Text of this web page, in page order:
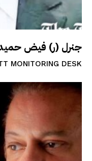
جنرل (ر) فیض حمید
MONITORING DESK